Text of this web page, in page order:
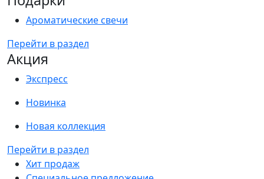
Ароматические свечи
Перейти в раздел
Акция
Экспресс
Новинка
Новая коллекция
Перейти в раздел
Хит продаж